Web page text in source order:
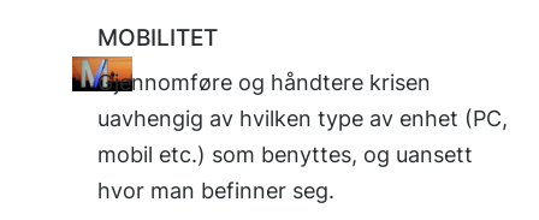
MOBILITET
Gjennomføre og håndtere krisen
uavhengig av hvilken type av enhet (PC,
mobil etc.) som benyttes, og uansett
hvor man befinner seg.